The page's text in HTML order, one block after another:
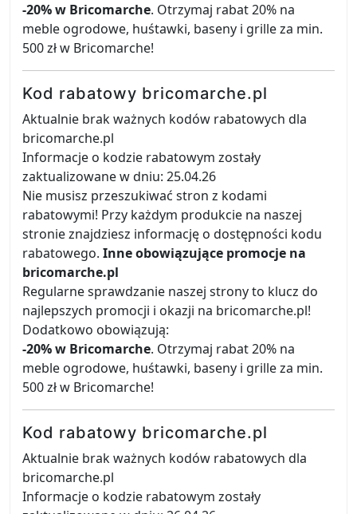
-20% w Bricomarche. Otrzymaj rabat 20% na
meble ogrodowe, huśtawki, baseny i grille za min.
500 zł w Bricomarche!
Kod rabatowy bricomarche.pl
Aktualnie brak ważnych kodów rabatowych dla
bricomarche.pl
Informacje o kodzie rabatowym zostały
zaktualizowane w dniu: 25.04.26
Nie musisz przeszukiwać stron z kodami
rabatowymi! Przy każdym produkcie na naszej
stronie znajdziesz informację o dostępności kodu
rabatowego. Inne obowiązujące promocje na
bricomarche.pl
Regularne sprawdzanie naszej strony to klucz do
najlepszych promocji i okazji na bricomarche.pl!
Dodatkowo obowiązują:
-20% w Bricomarche. Otrzymaj rabat 20% na
meble ogrodowe, huśtawki, baseny i grille za min.
500 zł w Bricomarche!
Kod rabatowy bricomarche.pl
Aktualnie brak ważnych kodów rabatowych dla
bricomarche.pl
Informacje o kodzie rabatowym zostały